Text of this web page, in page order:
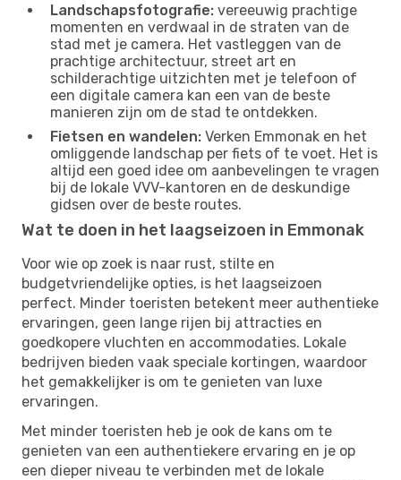
Landschapsfotografie: vereeuwig prachtige
momenten en verdwaal in de straten van de
stad met je camera. Het vastleggen van de
prachtige architectuur, street art en
schilderachtige uitzichten met je telefoon of
een digitale camera kan een van de beste
manieren zijn om de stad te ontdekken.
Fietsen en wandelen: Verken Emmonak en het
omliggende landschap per fiets of te voet. Het is
altijd een goed idee om aanbevelingen te vragen
bij de lokale VVV-kantoren en de deskundige
gidsen over de beste routes.
Wat te doen in het laagseizoen in Emmonak
Voor wie op zoek is naar rust, stilte en
budgetvriendelijke opties, is het laagseizoen
perfect. Minder toeristen betekent meer authentieke
ervaringen, geen lange rijen bij attracties en
goedkopere vluchten en accommodaties. Lokale
bedrijven bieden vaak speciale kortingen, waardoor
het gemakkelijker is om te genieten van luxe
ervaringen.
Met minder toeristen heb je ook de kans om te
genieten van een authentiekere ervaring en je op
een dieper niveau te verbinden met de lokale